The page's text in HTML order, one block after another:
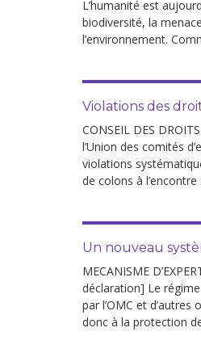
L’humanité est
biodiversité, la
l’environnement.
Violations des
CONSEIL DES
l’Union des comités
violations
de colons à
Un nouveau
MECANISME
déclaration] Le
par l’OMC et
donc à la protection